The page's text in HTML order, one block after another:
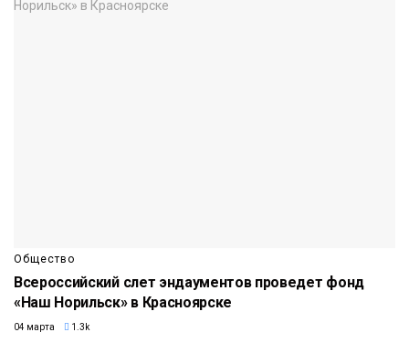
Общество
Всероссийский слет эндаументов проведет фонд
«Наш Норильск» в Красноярске
04 марта 1.3k